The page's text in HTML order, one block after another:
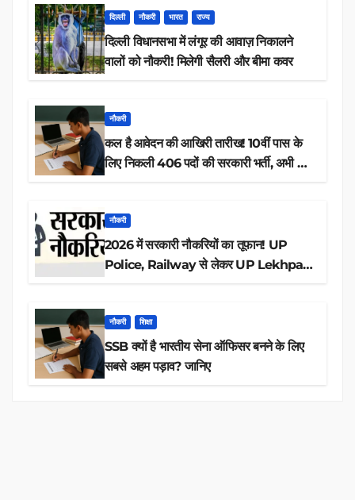
दिल्ली नौकरी भारत राज्य
दिल्ली विधानसभा में लंगूर की आवाज़ निकालने
वालों को नौकरी! मिलेगी सैलरी और बीमा कवर
नौकरी
कल है आवेदन की आखिरी तारीख! 10वीं पास के
लिए निकली 406 पदों की सरकारी भर्ती, अभी करें
नौकरी
2026 में सरकारी नौकरियों का तूफान! UP
Police, Railway से लेकर UP Lekhpal
नौकरी शिक्षा
SSB क्यों है भारतीय सेना ऑफिसर बनने के लिए
सबसे अहम पड़ाव? जानिए